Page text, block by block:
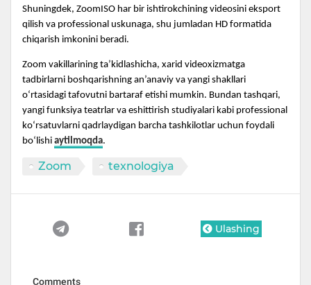
Shuningdek, ZoomISO har bir ishtirokchining videosini eksport
qilish va professional uskunaga, shu jumladan HD formatida
chiqarish imkonini beradi.
Zoom vakillarining ta’kidlashicha, xarid videoxizmatga
tadbirlarni boshqarishning an’anaviy va yangi shakllari
o‘rtasidagi tafovutni bartaraf etishi mumkin. Bundan tashqari,
yangi funksiya teatrlar va eshittirish studiyalari kabi professional
ko‘rsatuvlarni qadrlaydigan barcha tashkilotlar uchun foydali
bo‘lishi aytilmoqda.
Zoom texnologiya
Ulashing